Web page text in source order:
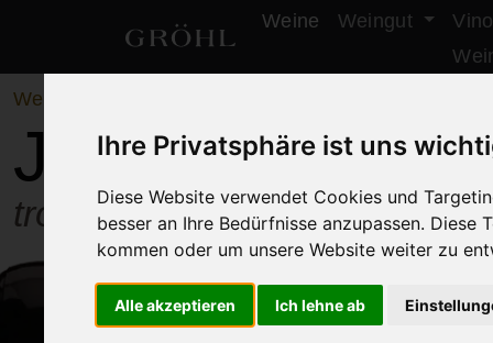
Ihre Privatsphäre ist uns
Diese Website verwendet Cookies und
besser an Ihre Bedürfnisse anzupassen. Diese
kommen oder um unsere Website weiter zu
Alle akzeptieren Ich lehne ab
Weingut Gröhl
Weine Weingut
Weine
Jubiläumswein
trocken